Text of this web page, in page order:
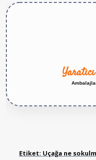
Etiket: Uçağa ne